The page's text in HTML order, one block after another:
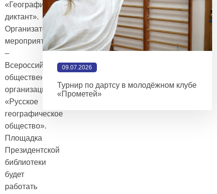
«Географический
диктант».
Организатор
мероприятия
–
Всероссийская
общественная
организация
«Русское
географическое
общество».
Площадка
Президентской
библиотеки
будет
работать
09.07.2026
Турнир по дартсу в молодёжном клубе
«Прометей»